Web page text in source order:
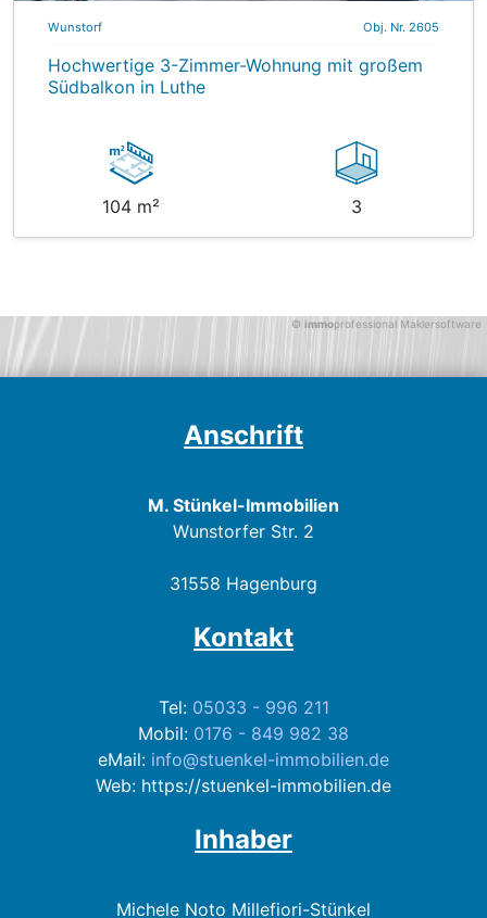
Wunstorf Obj. Nr. 2605
Hochwertige 3-Zimmer-Wohnung mit großem
Südbalkon in Luthe
104 m² 3
© immoprofessional Maklersoftware
Anschrift
M. Stünkel-Immobilien
Wunstorfer Str. 2
31558 Hagenburg
Kontakt
Tel: 05033 - 996 211
Mobil: 0176 - 849 982 38
eMail: info@stuenkel-immobilien.de
Web: https://stuenkel-immobilien.de
Inhaber
Michele Noto Millefiori-Stünkel